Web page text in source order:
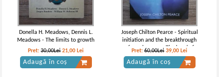
Donella H. Meadows, Dennis L.
Meadows - The limits to growth
Pret:30,00Lei 21,00 Lei
Adaugă în coș
Joseph Chilton Pearce - Spiritual
initiation and the breakthrough
of conciousness. The bond of
power
Pret:60,00Lei 39,00 Lei
Adaugă în coș